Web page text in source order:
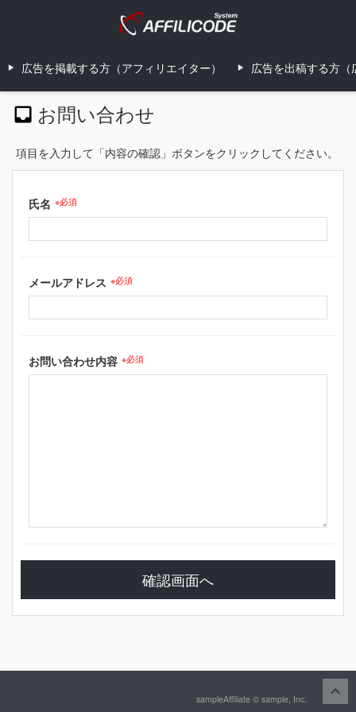
広告を掲載する方（アフィリエイター） 広告を出稿する方（
お問い合わせ
項目を入力して「内容の確認」ボタンをクリックしてください。
氏名 ※必須
メールアドレス ※必須
お問い合わせ内容 ※必須
sampleAffiliate © sample, Inc.